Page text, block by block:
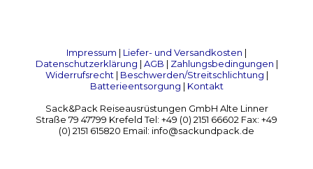
Impressum | Liefer- und Versandkosten |
Datenschutzerklärung | AGB | Zahlungsbedingungen |
Widerrufsrecht | Beschwerden/Streitschlichtung |
Batterieentsorgung | Kontakt
Sack&Pack Reiseausrüstungen GmbH Alte Linner
Straße 79 47799 Krefeld Tel: +49 (0) 2151 66602 Fax: +49
(0) 2151 615820 Email: info@sackundpack.de